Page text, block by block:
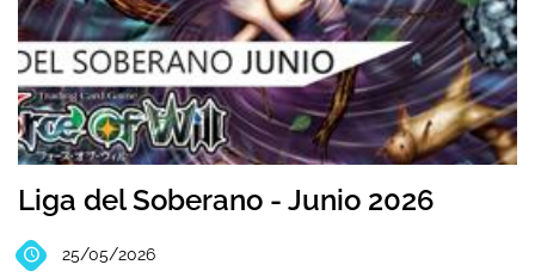
Liga del Soberano - Junio 2026
25/05/2026